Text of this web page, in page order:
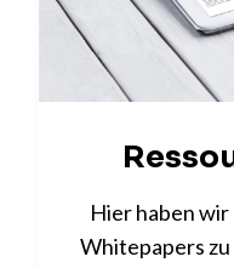
Hier haben
Whitepapers